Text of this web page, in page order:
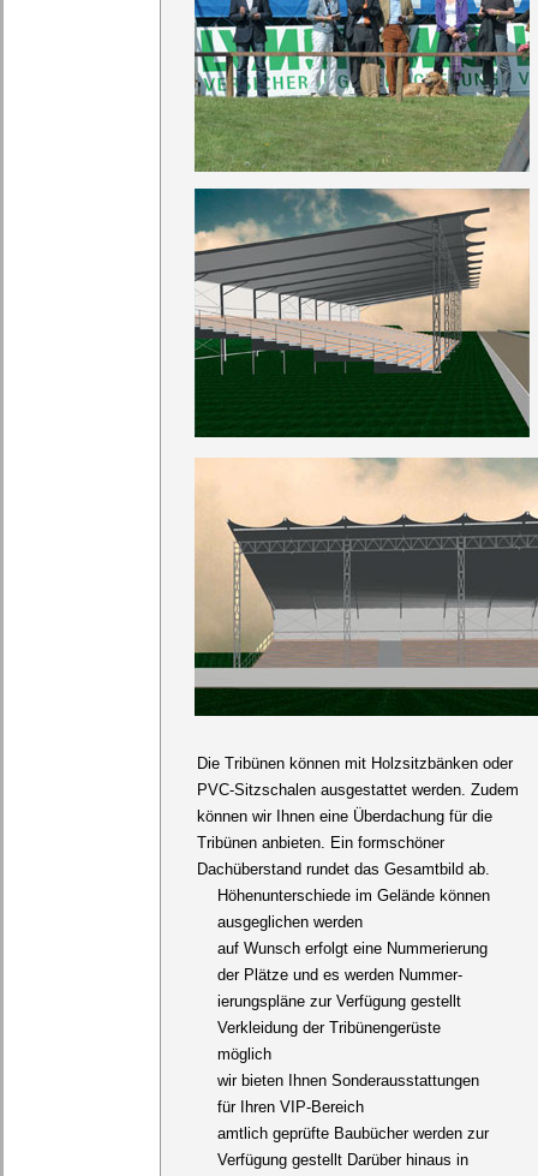
Die Tribünen können mit Holzsitzbänken oder
PVC-Sitzschalen ausgestattet werden. Zudem
können wir Ihnen eine Überdachung für die
Tribünen anbieten. Ein formschöner
Dachüberstand rundet das Gesamtbild ab.
Höhenunterschiede im Gelände können
ausgeglichen werden
auf Wunsch erfolgt eine Nummerierung
der Plätze und es werden Nummer-
ierungspläne zur Verfügung gestellt
Verkleidung der Tribünengerüste
möglich
wir bieten Ihnen Sonderausstattungen
für Ihren VIP-Bereich
amtlich geprüfte Baubücher werden zur
Verfügung gestellt Darüber hinaus in